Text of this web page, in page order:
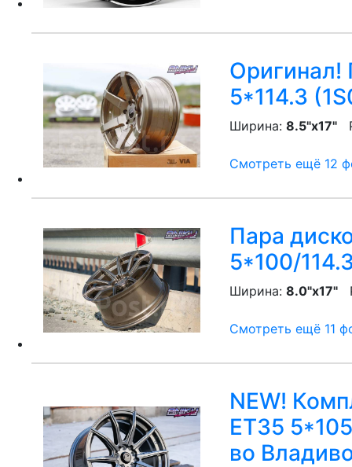
Оригинал!
5*114.3
Ширина: 8.5"x17"
Смотреть ещё 12
Пара
5*100/
Ширина: 8.0"x17"
Смотреть ещё 11
NEW!
ET35
во